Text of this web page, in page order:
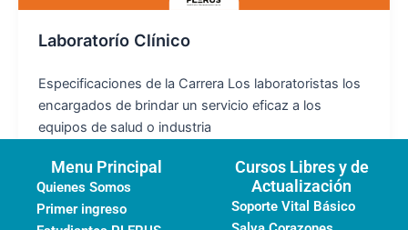
Laboratorío Clínico
Especificaciones de la Carrera Los laboratoristas los
encargados de brindar un servicio eficaz a los
equipos de salud o industria
Menu Principal
Quienes Somos
Primer ingreso
Cursos Libres y de
Actualización
Soporte Vital Básico